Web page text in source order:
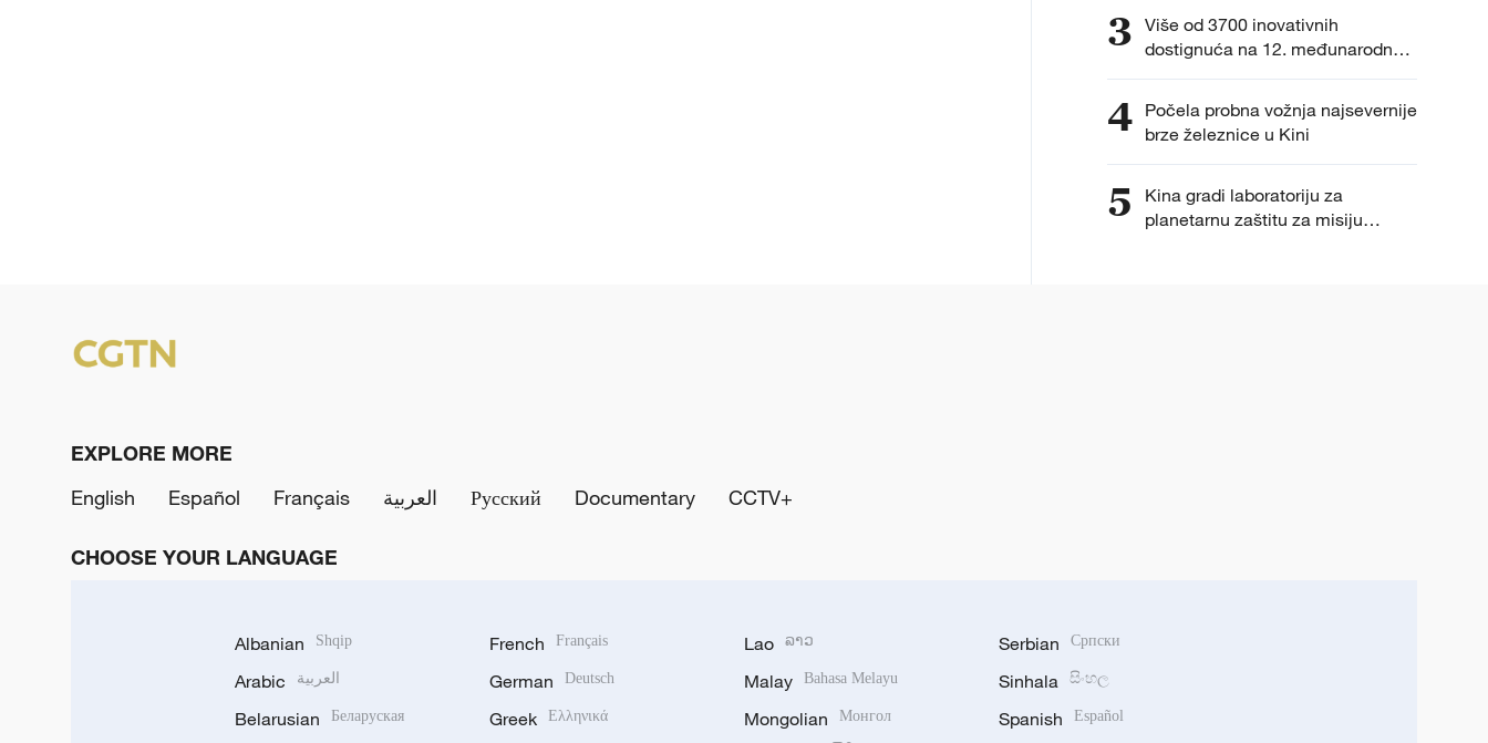
3 Više od 3700 inovativnih
dostignuća na 12. međunarodnoj
izložbi izuma
4 Počela probna vožnja najsevernije
brze železnice u Kini
5
Kina gradi laboratoriju za
planetarnu zaštitu za misiju
EXPLORE MORE
English
Español Français العربية Русский Documentary CCTV+
CHOOSE YOUR LANGUAGE
Albanian Shqip
Arabic العربية
Belarusian Беларуская
French Français
German Deutsch
Greek Ελληνικά
Lao ລາວ
Malay Bahasa Melayu
Mongolian Монгол
Serbian Српски
Sinhala සිංහල
Spanish Español